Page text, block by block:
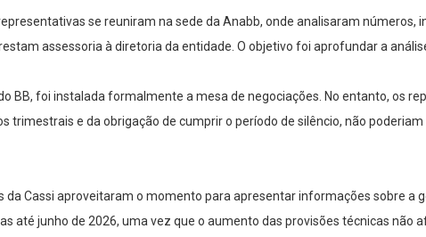
se reuniram na sede da Anabb, onde analisaram
assessoria à diretoria da entidade. O objetivo foi aprofundar a
BB, foi instalada formalmente a mesa de negociações. No entanto, os
trimestrais e da obrigação de cumprir o período de silêncio, não
da Cassi aproveitaram o momento para apresentar informações sobre a
até junho de 2026, uma vez que o aumento das provisões técnicas